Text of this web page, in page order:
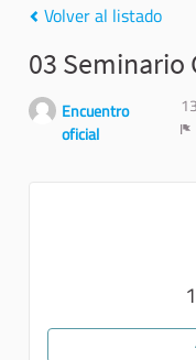
Volver al listado
03 Seminario
Encuentro
oficial